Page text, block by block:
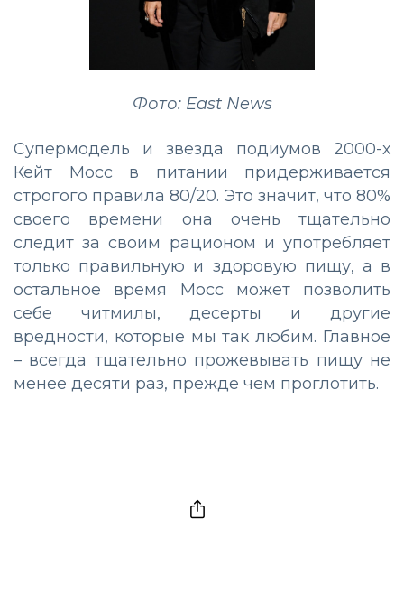
Фото: East News
Супермодель и звезда подиумов 2000-х
Кейт Мосс в питании придерживается
строгого правила 80/20. Это значит, что 80%
своего времени она очень тщательно
следит за своим рационом и употребляет
только правильную и здоровую пищу, а в
остальное время Мосс может позволить
себе читмилы, десерты и другие
вредности, которые мы так любим. Главное
– всегда тщательно прожевывать пищу не
менее десяти раз, прежде чем проглотить.